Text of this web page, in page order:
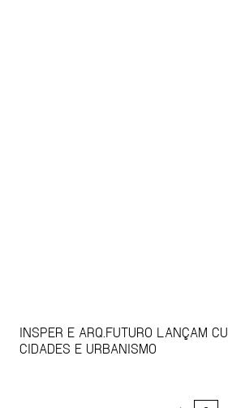
INSPER E ARQ.FUTURO LANÇAM
CIDADES E URBANISMO